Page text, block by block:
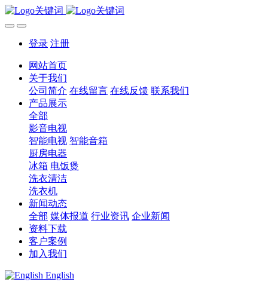
登录 注册
网站首页
关于我们
公司简介 在线留言 在线反馈 联系我们
产品展示
全部
影音电视
智能电视 智能音箱
厨房电器
冰箱 电饭煲
洗衣清洁
洗衣机
新闻动态
全部 媒体报道 行业资讯 企业新闻
资料下载
客户案例
加入我们
English